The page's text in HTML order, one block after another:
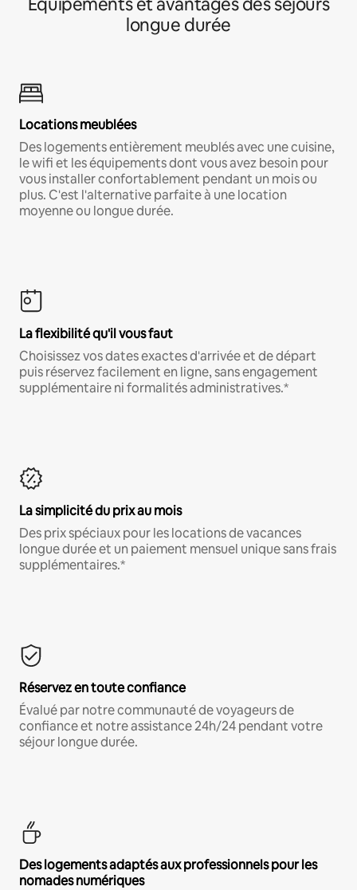
longue durée
Locations meublées
Des logements entièrement meublés avec une cuisine,
le wifi et les équipements dont vous avez besoin pour
vous installer confortablement pendant un mois ou
plus. C'est l'alternative parfaite à une location
moyenne ou longue durée.
La flexibilité qu'il vous faut
Choisissez vos dates exactes d'arrivée et de départ
puis réservez facilement en ligne, sans engagement
supplémentaire ni formalités administratives.*
La simplicité du prix au mois
Des prix spéciaux pour les locations de vacances
longue durée et un paiement mensuel unique sans frais
supplémentaires.*
Réservez en toute confiance
Évalué par notre communauté de voyageurs de
confiance et notre assistance 24h/24 pendant votre
séjour longue durée.
Des logements adaptés aux professionnels pour les
nomades numériques